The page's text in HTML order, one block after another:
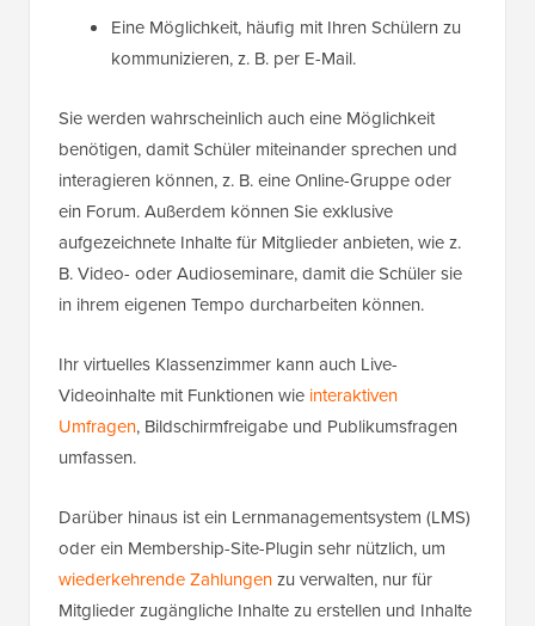
Eine Möglichkeit, häufig mit Ihren Schülern zu
kommunizieren, z. B. per E-Mail.
Sie werden wahrscheinlich auch eine Möglichkeit
benötigen, damit Schüler miteinander sprechen und
interagieren können, z. B. eine Online-Gruppe oder
ein Forum. Außerdem können Sie exklusive
aufgezeichnete Inhalte für Mitglieder anbieten, wie z.
B. Video- oder Audioseminare, damit die Schüler sie
in ihrem eigenen Tempo durcharbeiten können.
Ihr virtuelles Klassenzimmer kann auch Live-
Videoinhalte mit Funktionen wie interaktiven
Umfragen, Bildschirmfreigabe und Publikumsfragen
umfassen.
Darüber hinaus ist ein Lernmanagementsystem (LMS)
oder ein Membership-Site-Plugin sehr nützlich, um
wiederkehrende Zahlungenzu verwalten, nur für
Mitglieder zugängliche Inhalte zu erstellen und Inhalte